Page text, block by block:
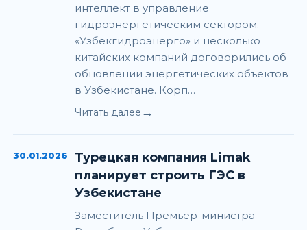
интеллект в управление
гидроэнергетическим сектором.
«Узбекгидроэнерго» и несколько
китайских компаний договорились об
обновлении энергетических объектов
в Узбекистане. Корп…
Читать далее →
30.01.2026
Турецкая компания Limak
планирует строить ГЭС в
Узбекистане
Заместитель Премьер-министра